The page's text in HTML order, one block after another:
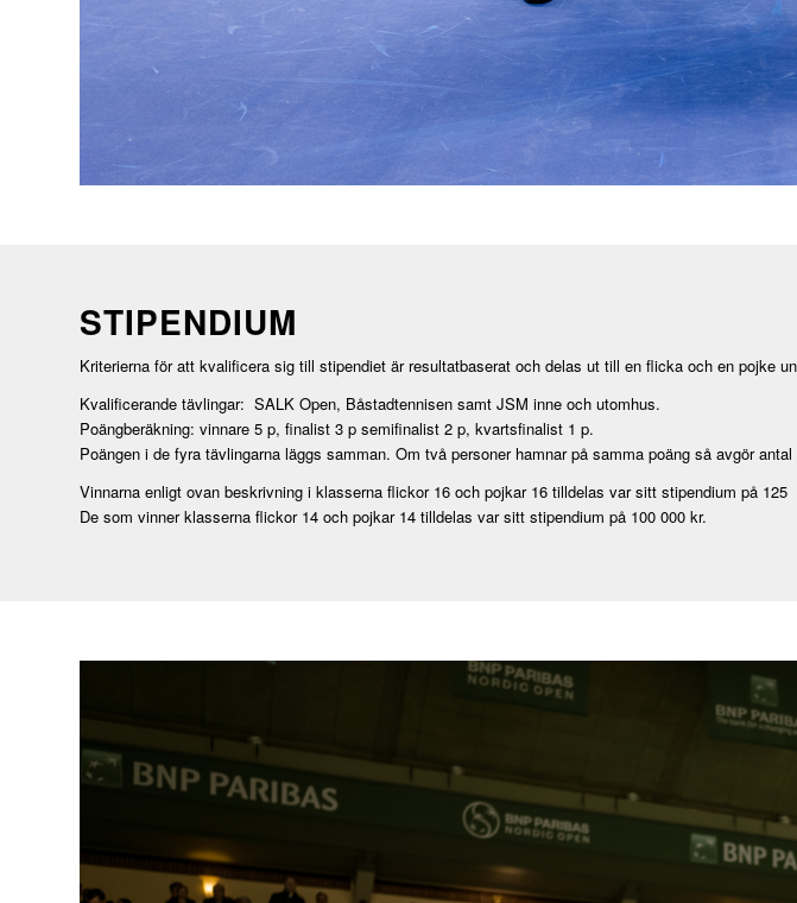
STIPENDIUM
Kriterierna för att kvalificera sig till stipendiet är resultatbaserat och delas ut till en flicka och en pojke
Kvalificerande tävlingar: SALK Open, Båstadtennisen samt JSM inne och utomhus.
Poängberäkning: vinnare 5 p, finalist 3 p semifinalist 2 p, kvartsfinalist 1 p.
Poängen i de fyra tävlingarna läggs samman. Om två personer hamnar på samma poäng så avgör
Vinnarna enligt ovan beskrivning i klasserna flickor 16 och pojkar 16 tilldelas var sitt stipendium på 125
De som vinner klasserna flickor 14 och pojkar 14 tilldelas var sitt stipendium på 100 000 kr.